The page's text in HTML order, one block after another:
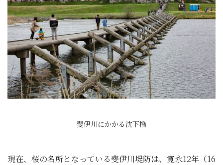
斐伊川にかかる沈下橋
現在、桜の名所となっている斐伊川堤防は、寛永12年（16